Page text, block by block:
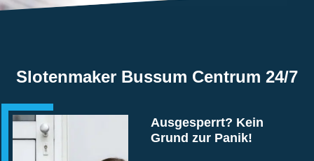
Slotenmaker Bussum Centrum 24/7
Ausgesperrt? Kein
Grund zur Panik!